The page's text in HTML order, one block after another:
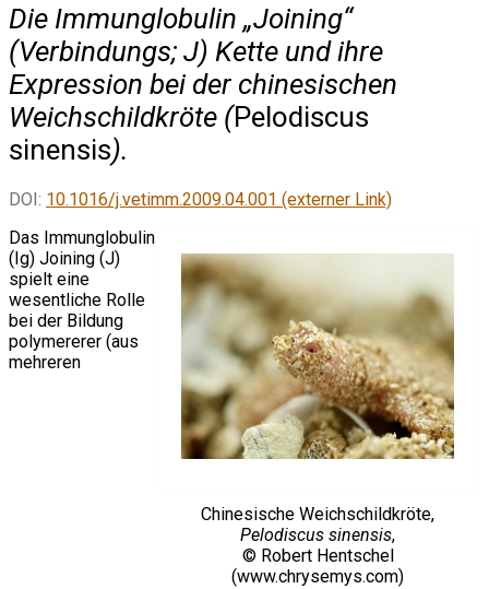
Die Immunglobulin „Joining“
(Verbindungs; J) Kette und ihre
Expression bei der chinesischen
Weichschildkröte (Pelodiscus
sinensis).
DOI: 10.1016/j.vetimm.2009.04.001 (externer Link)
Chinesische Weichschildkröte,
Pelodiscus sinensis,
© Robert Hentschel
(www.chrysemys.com)
Das Immunglobulin
(Ig) Joining (J)
spielt eine
wesentliche Rolle
bei der Bildung
polymererer (aus
mehreren